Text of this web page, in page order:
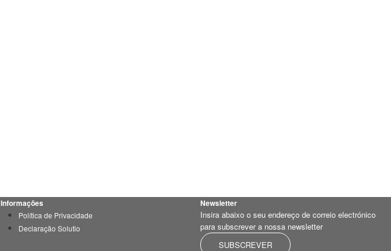
Informações
Política de Privacidade
Declaração Solutio
Newsletter
Insira abaixo o seu endereço de correio electrónico
para subscrever a nossa newsletter
SUBSCREVER